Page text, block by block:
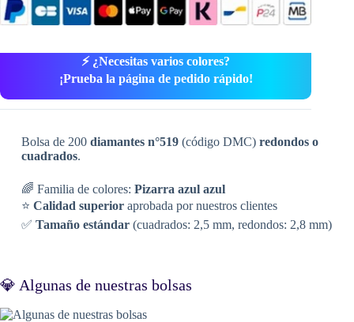
⚡ ¿Necesitas varios colores?
¡Prueba la página de pedido rápido!
Bolsa de 200 diamantes n°519(código DMC) redondos o
cuadrados.
🌈 Familia de colores: Pizarra azul azul
⭐ Calidad superioraprobada por nuestros clientes
✅ Tamaño estándar(cuadrados: 2,5 mm, redondos: 2,8 mm)
💎 Algunas de nuestras bolsas